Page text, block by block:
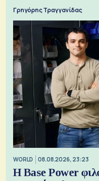
Γρηγόρης Τραγγανίδας
WORLD 08.08.2026, 23:23
Η Base Power